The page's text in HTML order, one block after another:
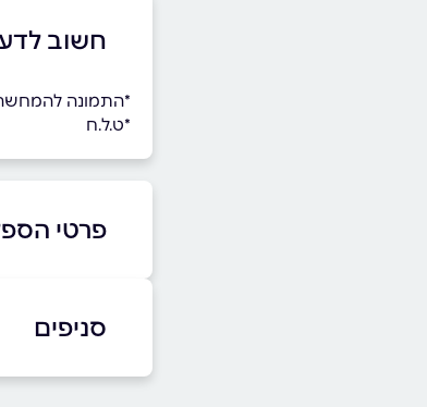
חשוב
*התמונה
*ט.ל.ח
פרטי
באתר
סניפים
חריש